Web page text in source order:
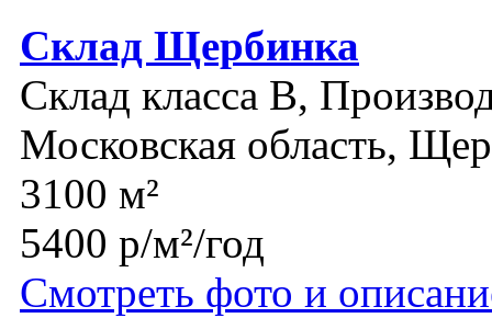
Склад Щербинка
Склад класса B,
Московская область,
3100 м²
5400 р/м²/год
Смотреть фото и